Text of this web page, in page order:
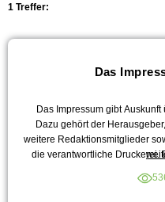
1 Treffer:
Das
Das Impressum gibt
Dazu gehört der
weitere Redaktionsmitglieder
die verantwortliche Druckerei.
auch Platz